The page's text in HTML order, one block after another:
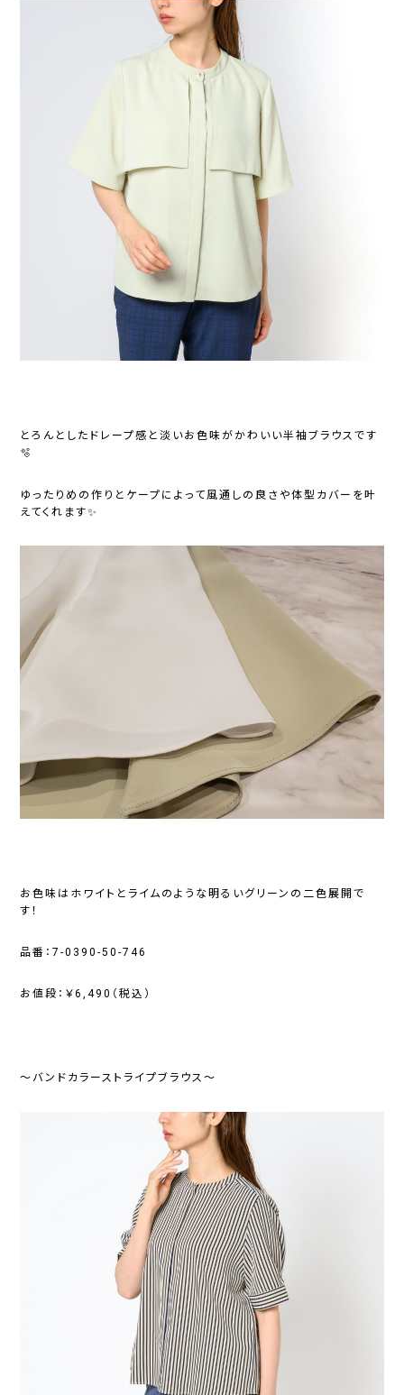
とろんとしたドレープ感と淡いお色味がかわいい半袖ブラウスです
🫧
ゆったりめの作りとケープによって風通しの良さや体型カバーを叶
えてくれます✨
お色味はホワイトとライムのような明るいグリーンの二色展開で
す！
品番：7-0390-50-746
お値段：￥6,490（税込）
～バンドカラーストライプブラウス～